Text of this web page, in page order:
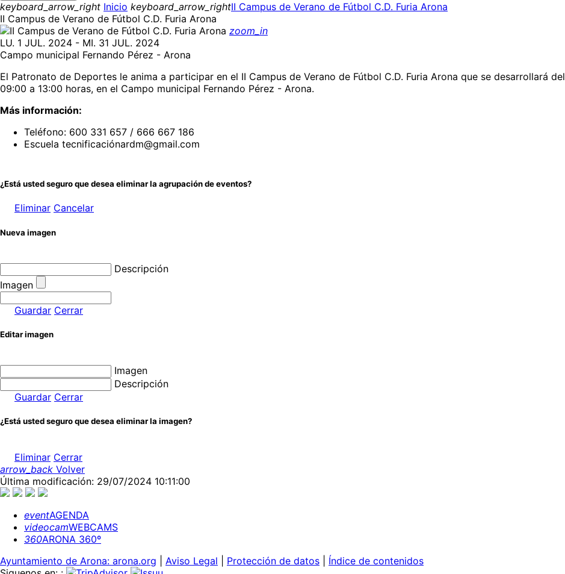
keyboard_arrow_right Inicio keyboard_arrow_rightII Campus de Verano de Fútbol C.D. Furia Arona
II Campus de Verano de Fútbol C.D. Furia Arona
zoom_in
LU. 1 JUL. 2024 - MI. 31 JUL. 2024
Campo municipal Fernando Pérez - Arona
El Patronato de Deportes le anima a participar en el II Campus de Verano de Fútbol C.D. Furia Arona que se desarrollará
09:00 a 13:00 horas, en el Campo municipal Fernando Pérez - Arona.
Más información:
Teléfono: 600 331 657 / 666 667 186
Escuela tecnificaciónardm@gmail.com
¿Está usted seguro que desea eliminar la agrupación de eventos?
Eliminar Cancelar
Nueva imagen
Descripción
Imagen
Guardar Cerrar
Editar imagen
Imagen
Descripción
Guardar Cerrar
¿Está usted seguro que desea eliminar la imagen?
Eliminar Cerrar
arrow_back Volver
Última modificación: 29/07/2024 10:11:00
eventAGENDA
videocamWEBCAMS
360ARONA 360º
Ayuntamiento de Arona: arona.org
Aviso Legal Protección de datos
Índice de contenidos